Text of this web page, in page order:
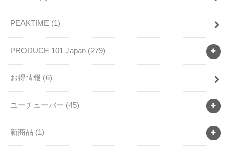
PEAKTIME (1)
PRODUCE 101 Japan (279)
お得情報 (6)
ユーチューバー (45)
新商品 (1)